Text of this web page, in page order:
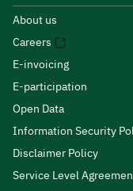
About us
Careers
E-invoicing
E-participation
Open Data
Information Security
Disclaimer Policy
Service Level